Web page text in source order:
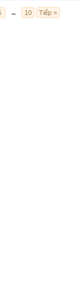
→ 10 Tiếp >